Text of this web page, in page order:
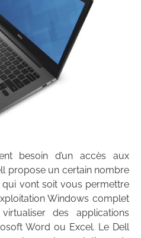
besoin d’un accès aux
propose un certain nombre
qui vont soit vous permettre
Windows complet
des applications
Word ou Excel. Le Dell